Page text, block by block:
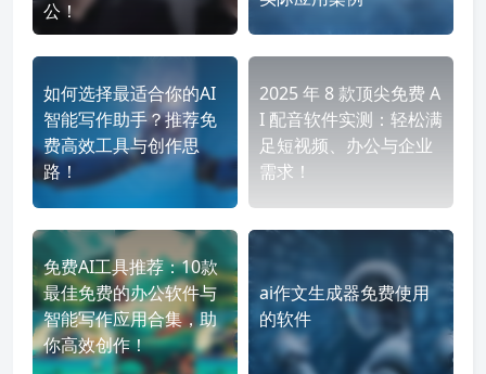
公！
如何选择最适合你的AI
智能写作助手？推荐免
费高效工具与创作思
路！
2025 年 8 款顶尖免费 A
I 配音软件实测：轻松满
足短视频、办公与企业
需求！
免费AI工具推荐：10款
最佳免费的办公软件与
智能写作应用合集，助
你高效创作！
ai作文生成器免费使用
的软件